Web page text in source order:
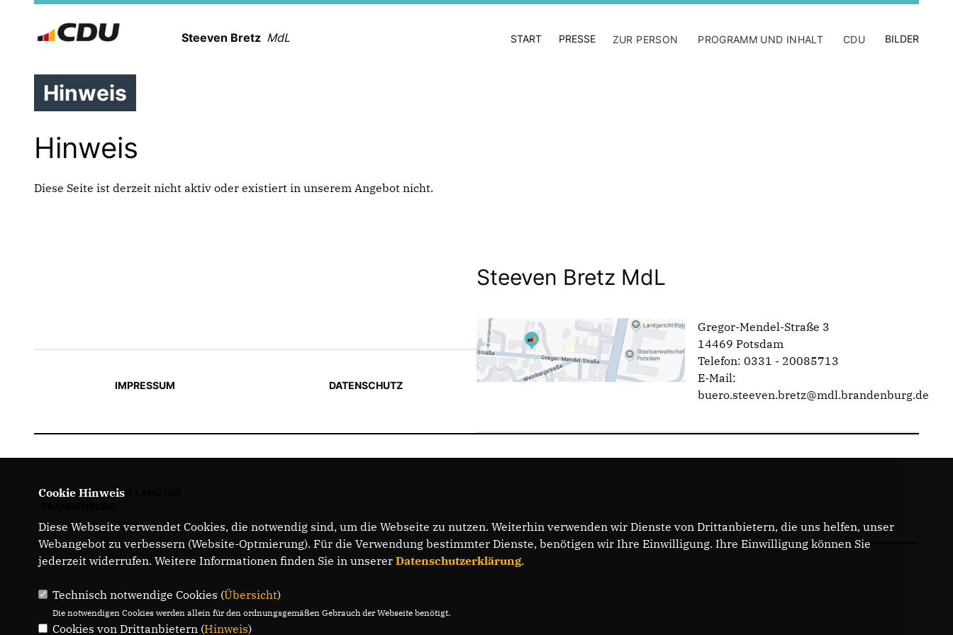
Steeven Bretz MdL START PRESSE ZUR PERSON PROGRAMM UND INHALT CDU BILDER
Hinweis
Hinweis
Diese Seite ist derzeit nicht aktiv oder existiert in unserem Angebot nicht.
IMPRESSUM DATENSCHUTZ
Steeven Bretz MdL
Gregor-Mendel-Straße 3
14469 Potsdam
Telefon: 0331 - 20085713
E-Mail:
buero.steeven.bretz@mdl.brandenburg.de
CDU-FRAKTION IM LANDTAG
Cookie Hinweis
Diese Webseite verwendet Cookies, die notwendig sind, um die Webseite zu nutzen. Weiterhin verwenden wir Dienste von Drittanbietern, die uns helfen, unser
Webangebot zu verbessern (Website-Optmierung). Für die Verwendung bestimmter Dienste, benötigen wir Ihre Einwilligung. Ihre Einwilligung können Sie
jederzeit widerrufen. Weitere Informationen finden Sie in unserer Datenschutzerklärung.
Technisch notwendige Cookies (Übersicht)
Die notwendigen Cookies werden allein für den ordnungsgemäßen Gebrauch der Webseite benötigt.
Cookies von Drittanbietern (Hinweis)